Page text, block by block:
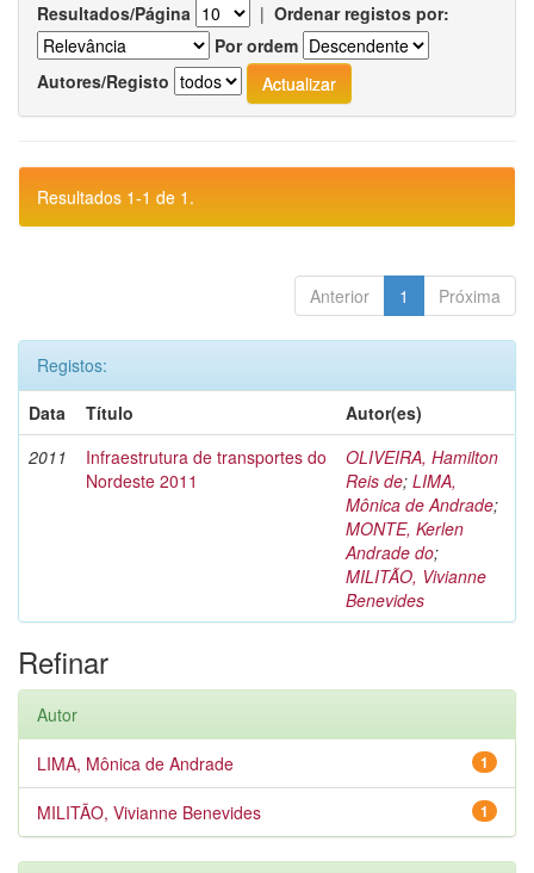
Resultados/Página | Ordenar registos por:
Por ordem
Autores/Registo
Resultados 1-1 de 1.
Anterior 1 Próxima
Registos:
Data
Título
Autor(es)
2011
Infraestrutura de transportes do
Nordeste 2011
OLIVEIRA, Hamilton
Reis de; LIMA,
Mônica de Andrade;
MONTE, Kerlen
Andrade do;
MILITÃO, Vivianne
Benevides
Refinar
Autor
1
LIMA, Mônica de Andrade
1
MILITÃO, Vivianne Benevides